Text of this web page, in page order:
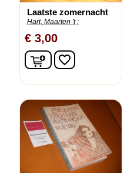
Laatste zomernacht
Hart, Maarten 't ;
€ 3,00
In winkelwagen
favorite_border